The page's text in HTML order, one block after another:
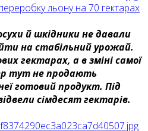
льону на 70 гектарах
й шкідники не давали
на стабільний урожай.
гектарах, а в зміні самої
тут не продають
готовий продукт. Під
сімдесят гектарів.